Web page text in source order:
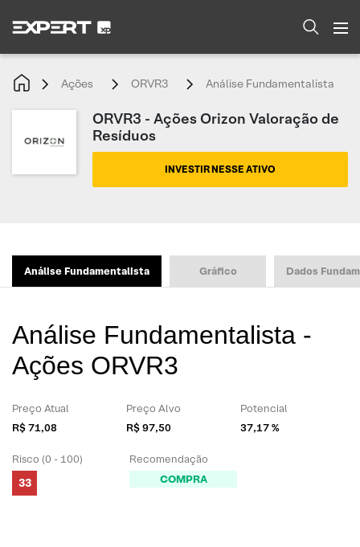
Ações ORVR3 Análise Fundamentalista
ORVR3 - Ações Orizon Valoração de
Resíduos
INVESTIR NESSE ATIVO
Análise Fundamentalista Gráfico Dados
Análise Fundamentalista -
Ações ORVR3
Preço Atual
R$ 71,08
Preço Alvo
R$ 97,50
Potencial
37,17 %
Risco (0 - 100)
33
Recomendação
COMPRA